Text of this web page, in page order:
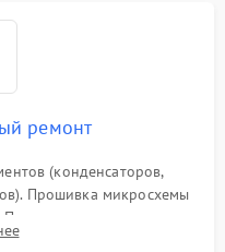
ремонт
(конденсаторов,
Прошивка микросхемы
поломке подсветки —
светодиодов.